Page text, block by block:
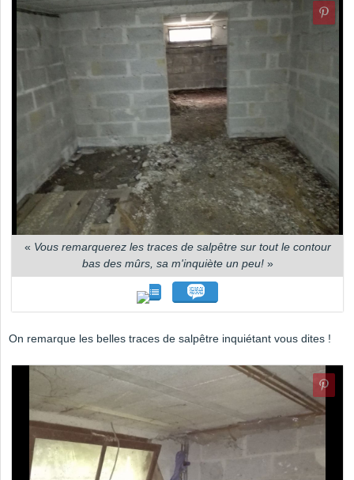
« Vous remarquerez les traces de salpêtre sur tout le contour
bas des mûrs, sa m'inquiète un peu!»
On remarque les belles traces de salpêtre inquiétant vous dites !